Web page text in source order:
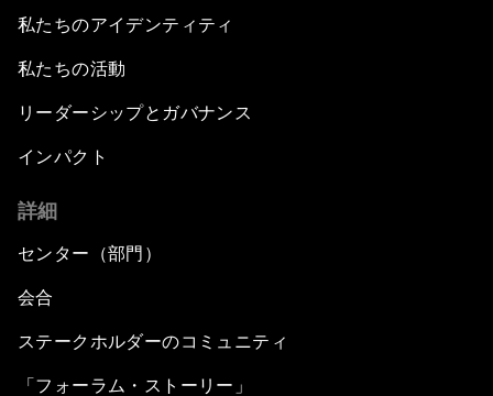
私たちのアイデンティティ
私たちの活動
リーダーシップとガバナンス
インパクト
詳細
センター（部門）
会合
ステークホルダーのコミュニティ
「フォーラム・ストーリー」